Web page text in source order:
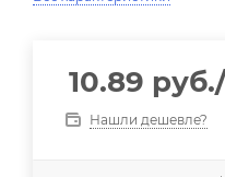
10.89 руб.
Нашли дешевле?